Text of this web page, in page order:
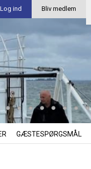
Log ind Bliv medlem
GÆSTESPØRGSMÅL